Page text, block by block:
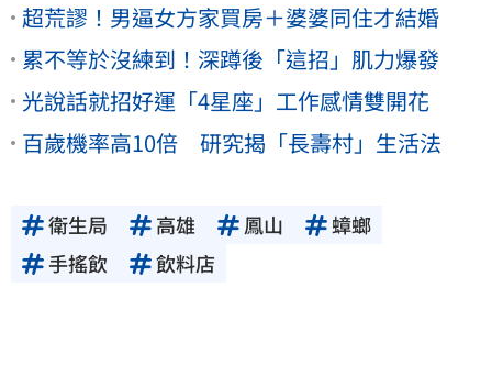
超荒謬！男逼女方家買房＋婆婆同住才結婚
累不等於沒練到！深蹲後「這招」肌力爆發
光說話就招好運「4星座」工作感情雙開花
百歲機率高10倍 研究揭「長壽村」生活法
衛生局 高雄 鳳山
蟑螂
手搖飲
飲料店